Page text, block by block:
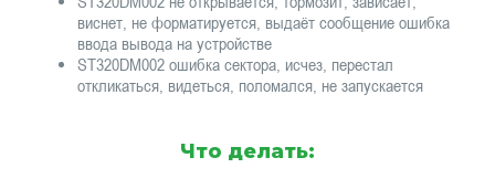
виснет, не форматируется, выдаёт сообщение ошибка
ввода вывода на устройстве
ST320DM002 ошибка сектора, исчез, перестал
откликаться, видеться, поломался, не запускается
Что делать: